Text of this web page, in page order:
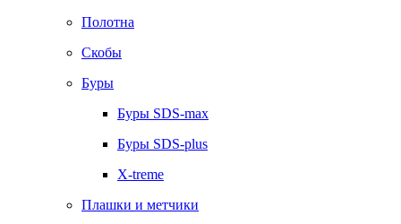
Полотна
Скобы
Буры
Буры SDS-max
Буры SDS-plus
X-treme
Плашки и метчики